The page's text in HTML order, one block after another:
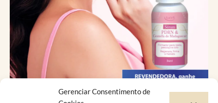
Gerenciar Consentimento de